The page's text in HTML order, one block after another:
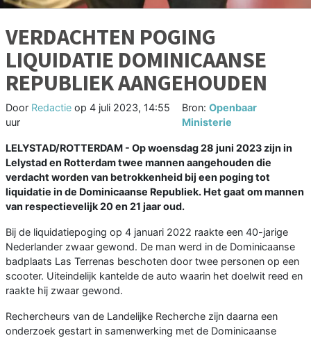
VERDACHTEN POGING
LIQUIDATIE DOMINICAANSE
REPUBLIEK AANGEHOUDEN
Door Redactie op 4 juli 2023, 14:55
uur
Bron:Openbaar
Ministerie
LELYSTAD/ROTTERDAM - Op woensdag 28 juni 2023 zijn in
Lelystad en Rotterdam twee mannen aangehouden die
verdacht worden van betrokkenheid bij een poging tot
liquidatie in de Dominicaanse Republiek. Het gaat om mannen
van respectievelijk 20 en 21 jaar oud.
Bij de liquidatiepoging op 4 januari 2022 raakte een 40-jarige
Nederlander zwaar gewond. De man werd in de Dominicaanse
badplaats Las Terrenas beschoten door twee personen op een
scooter. Uiteindelijk kantelde de auto waarin het doelwit reed en
raakte hij zwaar gewond.
Rechercheurs van de Landelijke Recherche zijn daarna een
onderzoek gestart in samenwerking met de Dominicaanse